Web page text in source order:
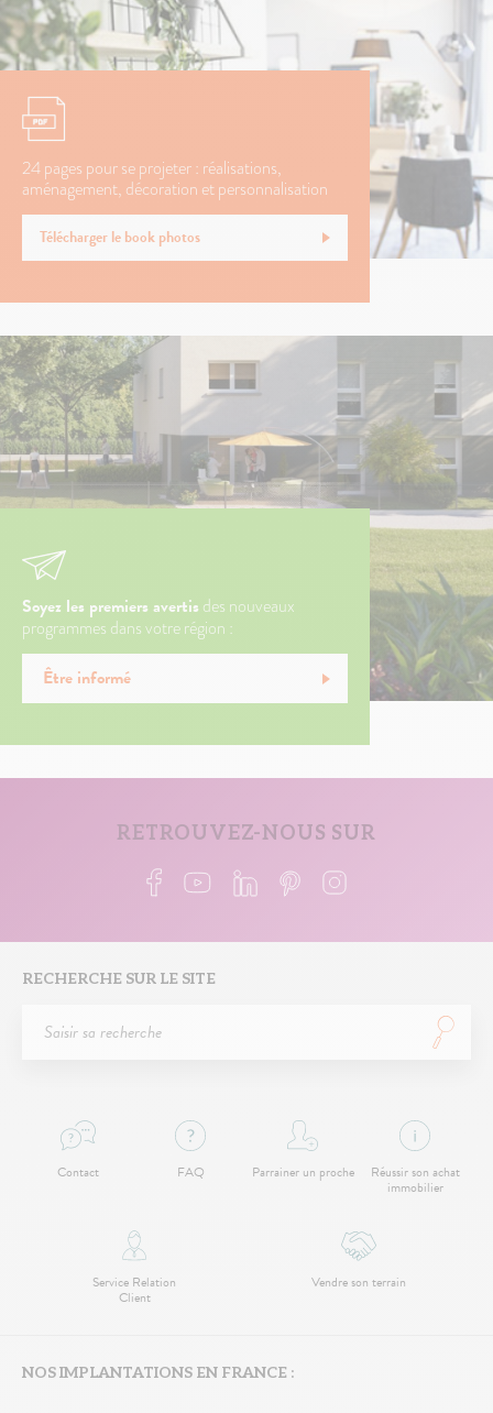
24 pages pour se projeter : réalisations,
aménagement, décoration et personnalisation
Télécharger le book photos
Soyez les premiers avertis des nouveaux
programmes dans votre région :
Être informé
RETROUVEZ-NOUS SUR
RECHERCHE SUR LE SITE
Contact FAQ Parrainer un proche Réussir son achat
immobilier
Service Relation
Client
Vendre son terrain
NOS IMPLANTATIONS EN FRANCE :